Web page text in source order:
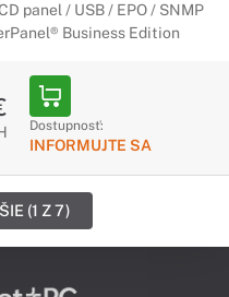
panel / USB / EPO / SNMP
Business Edition
Dostupnosť:
INFORMUJTE SA
(1 Z 7)